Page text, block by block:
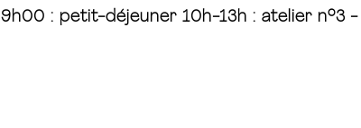
9h00 : petit-déjeuner 10h-13h : atelier n°3